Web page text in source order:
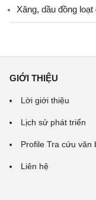
Xăng, dầu đồng
GIỚI THIỆU
Lời giới thiệu
Lịch sử phát triển
Profile Tra cứu văn
Liên hệ